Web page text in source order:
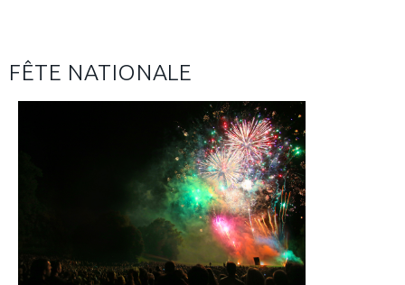
FÊTE NATIONALE